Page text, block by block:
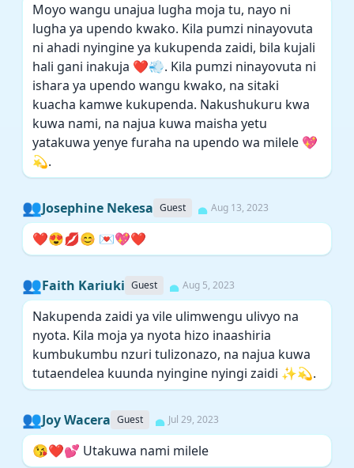
Moyo wangu unajua lugha moja tu, nayo ni
lugha ya upendo kwako. Kila pumzi ninayovuta
ni ahadi nyingine ya kukupenda zaidi, bila kujali
hali gani inakuja ❤️💨. Kila pumzi ninayovuta ni
ishara ya upendo wangu kwako, na sitaki
kuacha kamwe kukupenda. Nakushukuru kwa
kuwa nami, na najua kuwa maisha yetu
yatakuwa yenye furaha na upendo wa milele 💖
💫.
👥Josephine Nekesa Guest Aug 13, 2023
❤️😍💋😊 💌💖❤️
👥Faith Kariuki Guest Aug 5, 2023
Nakupenda zaidi ya vile ulimwengu ulivyo na
nyota. Kila moja ya nyota hizo inaashiria
kumbukumbu nzuri tulizonazo, na najua kuwa
tutaendelea kuunda nyingine nyingi zaidi ✨💫.
👥Joy Wacera Guest Jul 29, 2023
😘❤️💕 Utakuwa nami milele